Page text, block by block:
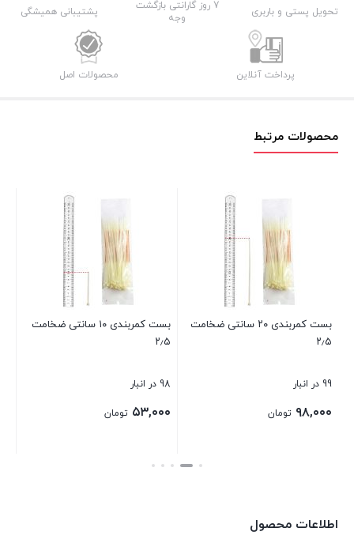
تحویل پستی و باربری
7 روز گارانتی بازگشت
وجه
پشتیبانی همیشگی
پرداخت آنلاین محصولات اصل
محصولات مرتبط
بست کمربندی ۲۰ سانتی ضخامت
۲٫۵
99 در انبار
۹۸,۰۰۰ تومان
بست کمربندی ۱۰ سانتی ضخامت
۲٫۵
98 در انبار
۵۳,۰۰۰ تومان
بستن
اطلاعات محصول